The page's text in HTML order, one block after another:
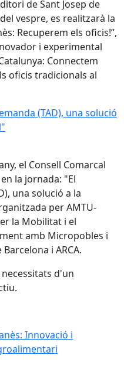
de Sant Josep de
vespre, es realitzarà la
Recuperem els oficis!”,
i experimental
Connectem
oficis tradicionals al
(TAD), una
(TAD), una solució
el Consell Comarcal
la jornada: "El
una solució a la
per AMTU-
la Mobilitat i el
amb Micropobles i
i ARCA.
d'un
Innovació i
Innovació i